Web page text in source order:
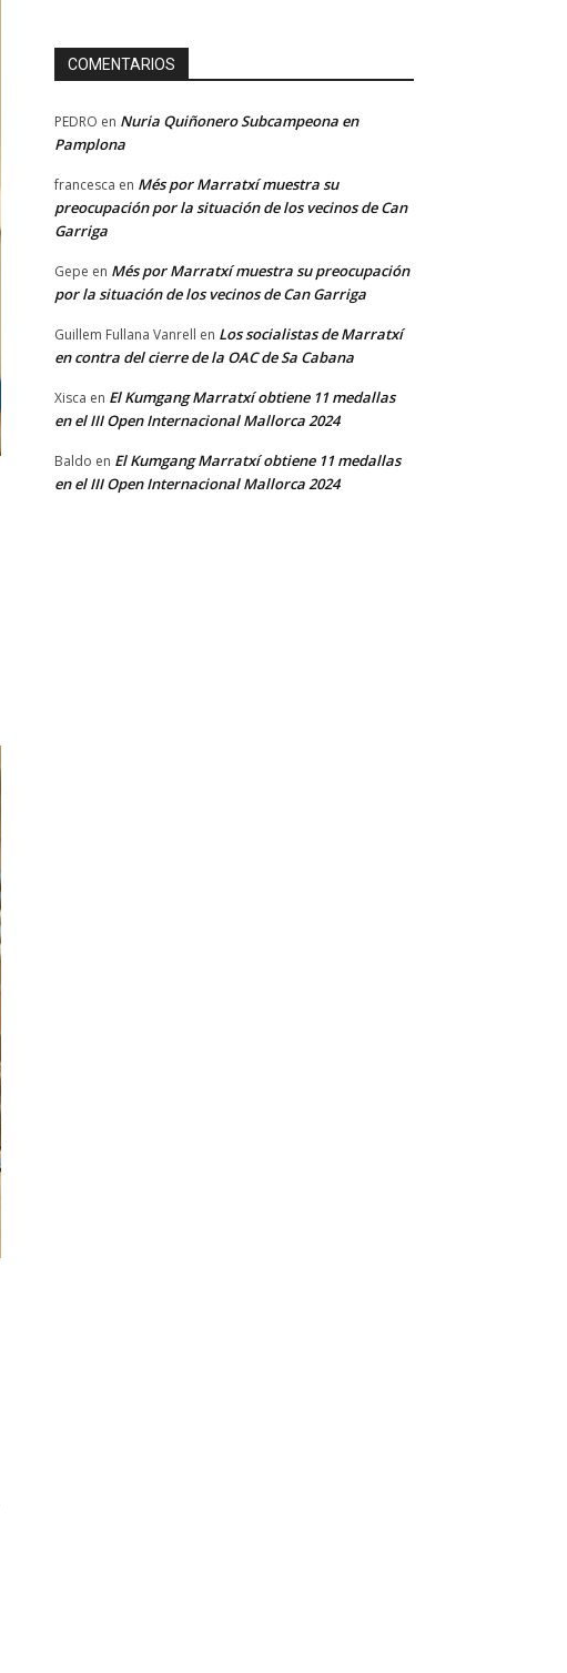
COMENTARIOS
PEDRO en Nuria Quiñonero Subcampeona en
Pamplona
francesca en Més por Marratxí muestra su
preocupación por la situación de los vecinos de Can
Garriga
Gepe en Més por Marratxí muestra su preocupación
por la situación de los vecinos de Can Garriga
Guillem Fullana Vanrell en Los socialistas de Marratxí
en contra del cierre de la OAC de Sa Cabana
Xisca en El Kumgang Marratxí obtiene 11 medallas
en el III Open Internacional Mallorca 2024
Baldo en El Kumgang Marratxí obtiene 11 medallas
en el III Open Internacional Mallorca 2024